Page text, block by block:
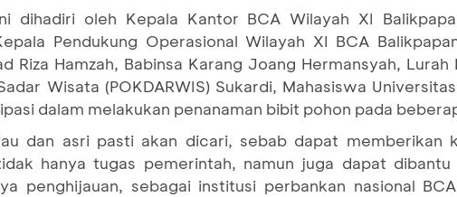
dihadiri oleh Kepala Kantor BCA Wilayah XI
Pendukung Operasional Wilayah XI BCA
Riza Hamzah, Babinsa Karang Joang Hermansyah,
Wisata (POKDARWIS) Sukardi, Mahasiswa
dalam melakukan penanaman bibit pohon pada
dan asri pasti akan dicari, sebab dapat memberikan
hanya tugas pemerintah, namun juga dapat dibantu
penghijauan, sebagai institusi perbankan nasional